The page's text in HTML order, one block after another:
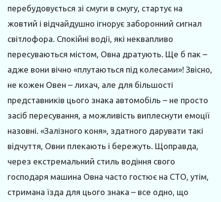
перебудовується зі смуги в смугу, стартує на
жовтий і відчайдушно ігнорує заборонний сигнал
світлофора. Спокійні водії, які неквапливо
пересуваються містом, Овна дратують. Ще б пак –
адже вони вічно «плутаються під колесами»! Звісно,
не кожен Овен – лихач, але для більшості
представників цього знака автомобіль – не просто
засіб пересування, а можливість виплеснути емоції
назовні. «Залізного коня», здатного дарувати такі
відчуття, Овни плекають і бережуть. Щоправда,
через екстремальний стиль водіння свого
господаря машина Овна часто гостює на СТО, утім,
стримана їзда для цього знака – все одно, що